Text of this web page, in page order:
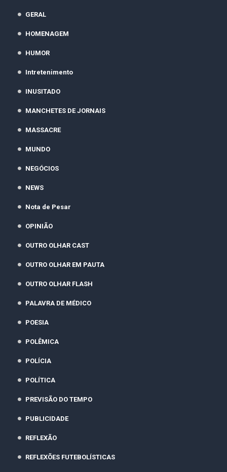
GERAL
HOMENAGEM
HUMOR
Intretenimento
INUSITADO
MANCHETES DE JORNAIS
MASSACRE
MUNDO
NEGÓCIOS
NEWS
Nota de Pesar
OPINIÃO
OUTRO OLHAR CAST
OUTRO OLHAR EM PAUTA
OUTRO OLHAR FLASH
PALAVRA DE MÉDICO
POESIA
POLÊMICA
POLÍCIA
POLÍTICA
PREVISÃO DO TEMPO
PUBLICIDADE
REFLEXÃO
REFLEXÕES FUTEBOLÍSTICAS